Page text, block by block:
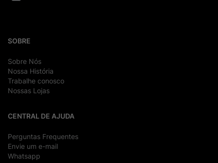
SOBRE
Sobre Nós
Nossa História
Trabalhe conosco
Nossas Lojas
CENTRAL DE AJUDA
Perguntas Frequentes
Envie um e-mail
Whatsapp